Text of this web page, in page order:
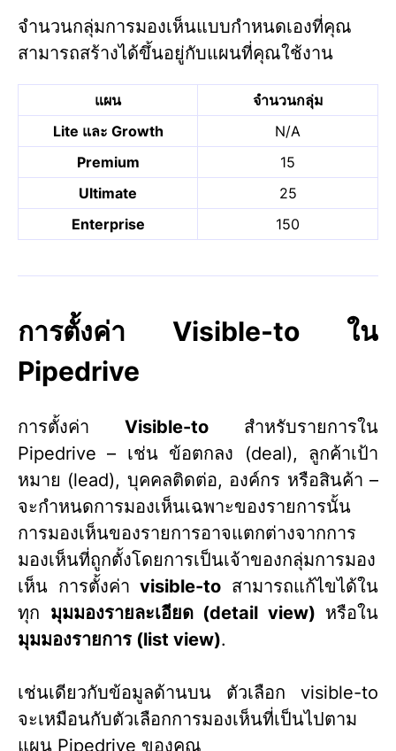
จำนวนกลุ่มการมองเห็นแบบกำหนดเองที่คุณ
สามารถสร้างได้ขึ้นอยู่กับแผนที่คุณใช้งาน
แผน
จำนวนกลุ่ม
Lite และ Growth
N/A
Premium
15
Ultimate
25
Enterprise
150
การตั้งค่า Visible-to ใน
Pipedrive
การตั้งค่า Visible-to สำหรับรายการใน
Pipedrive – เช่น ข้อตกลง (deal), ลูกค้าเป้า
หมาย (lead), บุคคลติดต่อ, องค์กร หรือสินค้า –
จะกำหนดการมองเห็นเฉพาะของรายการนั้น
การมองเห็นของรายการอาจแตกต่างจากการ
มองเห็นที่ถูกตั้งโดยการเป็นเจ้าของกลุ่มการมอง
เห็น การตั้งค่าvisible-to สามารถแก้ไขได้ใน
ทุก มุมมองรายละเอียด (detail view) หรือใน
มุมมองรายการ (list view).
เช่นเดียวกับข้อมูลด้านบน ตัวเลือก visible-to
จะเหมือนกับตัวเลือกการมองเห็นที่เป็นไปตาม
แผน Pipedrive ของคุณ